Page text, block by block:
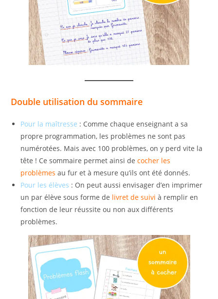
Double utilisation du sommaire
Pour la maîtresse : Comme chaque enseignant a sa
propre programmation, les problèmes ne sont pas
numérotées. Mais avec 100 problèmes, on y perd vite la
tête ! Ce sommaire permet ainsi de cocher les
problèmes au fur et à mesure qu’ils ont été donnés.
Pour les élèves : On peut aussi envisager d’en imprimer
un par élève sous forme de livret de suivi à remplir en
fonction de leur réussite ou non aux différents
problèmes.